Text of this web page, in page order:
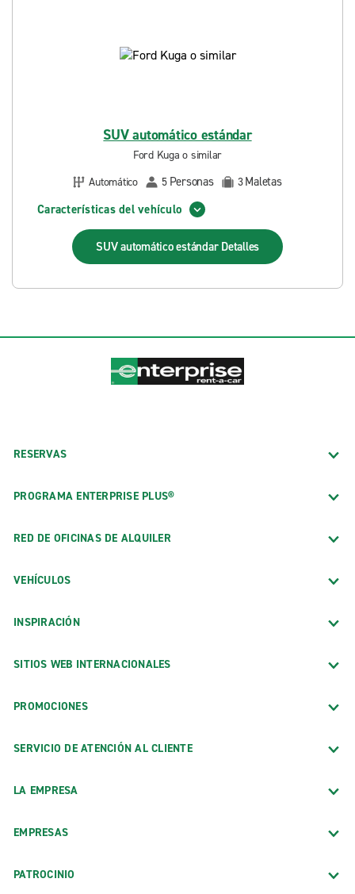
SUV automático estándar
Ford Kuga o similar
Automático
5 Personas 3Maletas
Características del vehículo
SUV automático estándar Detalles
RESERVAS
PROGRAMA ENTERPRISE PLUS®
RED DE OFICINAS DE ALQUILER
VEHÍCULOS
INSPIRACIÓN
SITIOS WEB INTERNACIONALES
PROMOCIONES
SERVICIO DE ATENCIÓN AL CLIENTE
LA EMPRESA
EMPRESAS
PATROCINIO